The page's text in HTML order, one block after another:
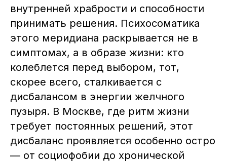
внутренней храбрости и способности
принимать решения. Психосоматика
этого меридиана раскрывается не в
симптомах, а в образе жизни: кто
колеблется перед выбором, тот,
скорее всего, сталкивается с
дисбалансом в энергии желчного
пузыря. В Москве, где ритм жизни
требует постоянных решений, этот
дисбаланс проявляется особенно остро
— от социофобии до хронической